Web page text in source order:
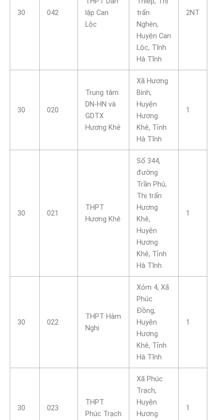
30 042
lập Can
Lộc
trấn
Nghèn,
Huyện Can
Lộc, Tĩnh
Hà Tĩnh
2NT
30 020
Trung tâm
DN-HN và
GDTX
Hương Khê
Xã Hương
Bình,
Huyện
Hương
Khê, Tỉnh
Hà Tĩnh
1
30 021
THPT
Hương Khê
Số 344,
đường
Trần Phú,
Thị trấn
Hương
Khê,
Huyện
Hương
Khê, Tỉnh
Hà Tĩnh
1
30 022
THPT Hàm
Nghi
Xóm 4, Xã
Phúc
Đồng,
Huyện
Hương
Khê, Tỉnh
Hà Tĩnh
1
30 023
THPT
Phúc Trạch
Xã Phúc
Trạch,
Huyện
Hương
1